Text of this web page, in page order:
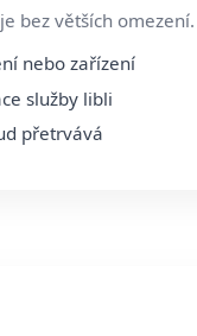
bez větších
nebo zařízení
služby libli
přetrvává